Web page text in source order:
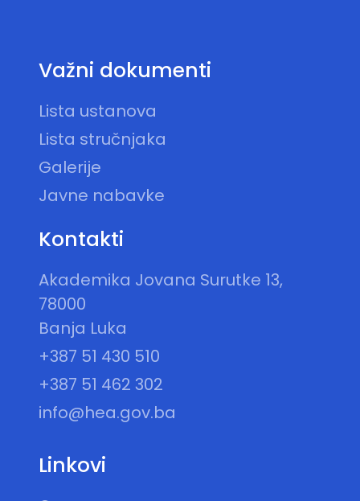
Važni dokumenti
Lista ustanova
Lista stručnjaka
Galerije
Javne nabavke
Kontakti
Akademika Jovana Surutke 13,
78000
Banja Luka
+387 51 430 510
+387 51 462 302
info@hea.gov.ba
Linkovi